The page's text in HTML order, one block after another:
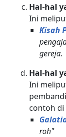
Hal-hal
Ini
Kisah
gereja.
Hal-hal
Ini
contoh di
roh"